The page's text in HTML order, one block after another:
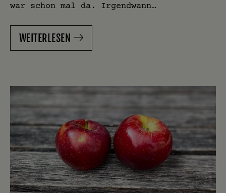
war schon mal da. Irgendwann…
WEITERLESEN